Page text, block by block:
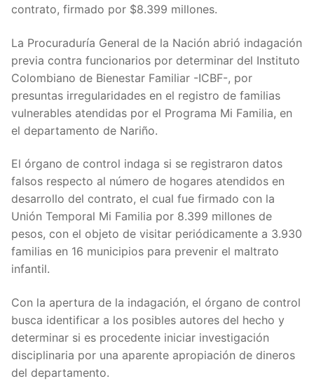
contrato, firmado por $8.399 millones.
La Procuraduría General de la Nación abrió indagación
previa contra funcionarios por determinar del Instituto
Colombiano de Bienestar Familiar -ICBF-, por
presuntas irregularidades en el registro de familias
vulnerables atendidas por el Programa Mi Familia, en
el departamento de Nariño.
El órgano de control indaga si se registraron datos
falsos respecto al número de hogares atendidos en
desarrollo del contrato, el cual fue firmado con la
Unión Temporal Mi Familia por 8.399 millones de
pesos, con el objeto de visitar periódicamente a 3.930
familias en 16 municipios para prevenir el maltrato
infantil.
Con la apertura de la indagación, el órgano de control
busca identificar a los posibles autores del hecho y
determinar si es procedente iniciar investigación
disciplinaria por una aparente apropiación de dineros
del departamento.